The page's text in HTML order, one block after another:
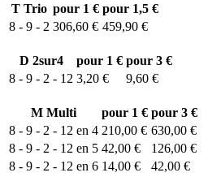
T Trio pour 1 € pour 1,5 €
8 - 9 - 2 306,60 € 459,90 €
D 2sur4 pour 1 € pour 3 €
8 - 9 - 2 - 12 3,20 € 9,60 €
M Multi pour 1 € pour 3 €
8 - 9 - 2 - 12 en 4 210,00 € 630,00 €
8 - 9 - 2 - 12 en 5 42,00 €
126,00 €
8 - 9 - 2 - 12 en 6 14,00 €
42,00 €